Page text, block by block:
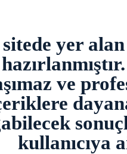
yer
ve
kullanıcıya